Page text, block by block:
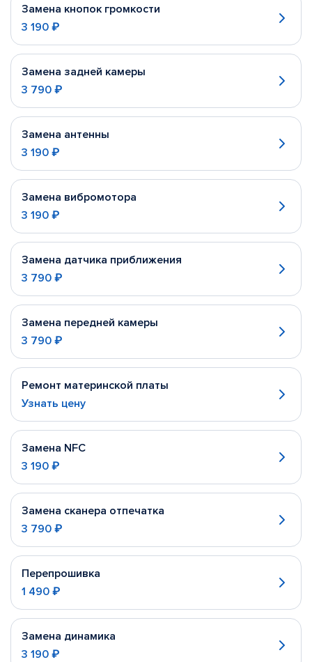
Замена кнопок громкости
3 190 ₽
Замена задней камеры
3 790 ₽
Замена антенны
3 190 ₽
Замена вибромотора
3 190 ₽
Замена датчика приближения
3 790 ₽
Замена передней камеры
3 790 ₽
Ремонт материнской платы
Узнать цену
Замена NFC
3 190 ₽
Замена сканера отпечатка
3 790 ₽
Перепрошивка
1 490 ₽
Замена динамика
3 190 ₽